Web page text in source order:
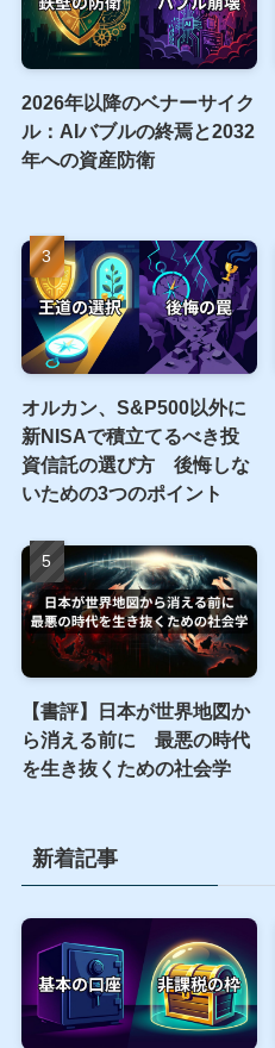
2026年以降のベナーサイク
ル：AIバブルの終焉と2032
年への資産防衛
オルカン、S&P500以外に
新NISAで積立てるべき投
資信託の選び方 後悔しな
いための3つのポイント
【書評】日本が世界地図か
ら消える前に 最悪の時代
を生き抜くための社会学
新着記事